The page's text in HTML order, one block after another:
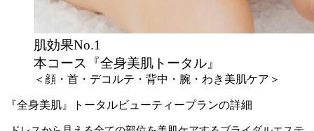
肌効果No.1
本コース『全身美肌トータル』
＜顔・首・デコルテ・背中・腕・わき美肌ケア＞
『全身美肌』トータルビューティープランの詳細